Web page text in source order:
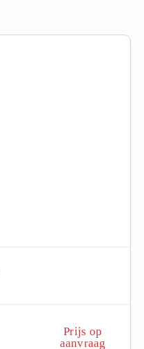
Prijs op
aanvraag